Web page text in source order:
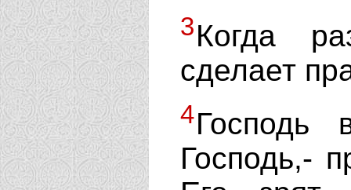
3Когда
сделает
4Господь
Господь,-